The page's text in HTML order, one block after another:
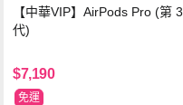
【中華VIP】AirPods Pro (第 3
代)
$7,190
免運